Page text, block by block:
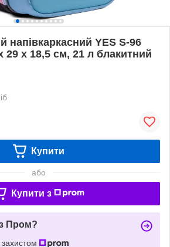
напівкаркасний YES S-96
29 х 18,5 см, 21 л блакитний
Купити
або
Купити з
Пром?